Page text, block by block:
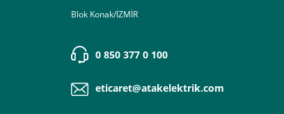
Blok Konak/İZMİR
0 850 377 0 100
eticaret@atakelektrik.com